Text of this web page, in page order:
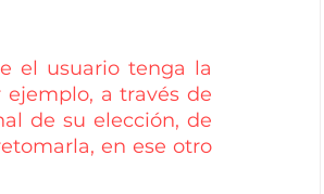
el usuario tenga la
a través de
de su elección, de
en ese otro